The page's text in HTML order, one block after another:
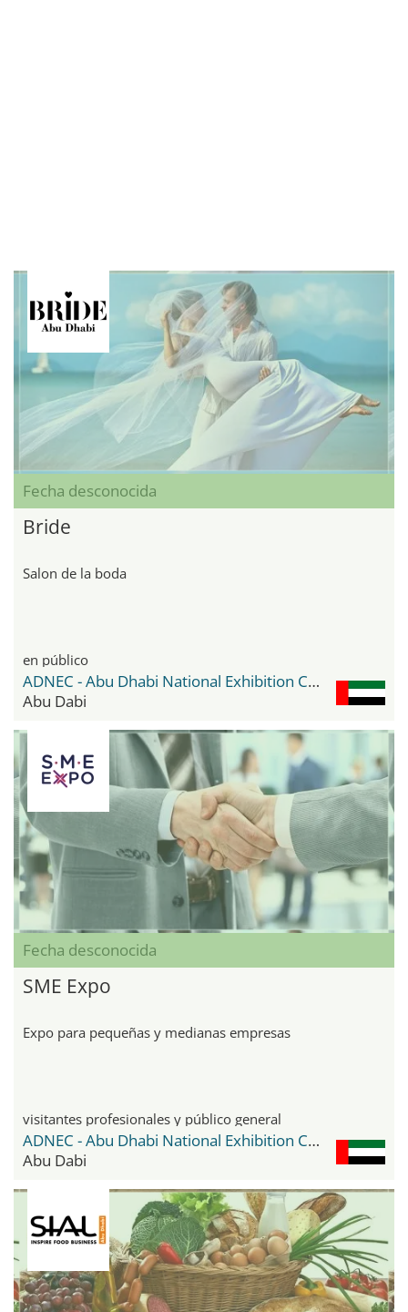
Fecha desconocida
Bride
Salon de la boda
en público
ADNEC - Abu Dhabi National Exhibition Center
Abu Dabi
Fecha desconocida
SME Expo
Expo para pequeñas y medianas empresas
visitantes profesionales y público general
ADNEC - Abu Dhabi National Exhibition Center
Abu Dabi